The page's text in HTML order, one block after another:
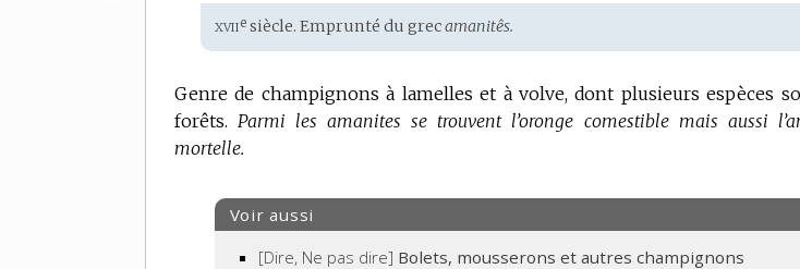
Étymologie
:
xviie siècle. Emprunté dugrecamanitês.
Genre de champignons à lamelles et à volve, dont plusieurs espèces
forêts. Parmi les amanites se trouvent l’oronge comestible mais aussi
mortelle.
Voir aussi
[Dire, Ne pas dire] Bolets, mousserons et autres champignons